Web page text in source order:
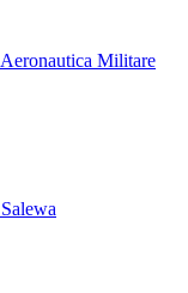
Aeronautica Militare
Salewa